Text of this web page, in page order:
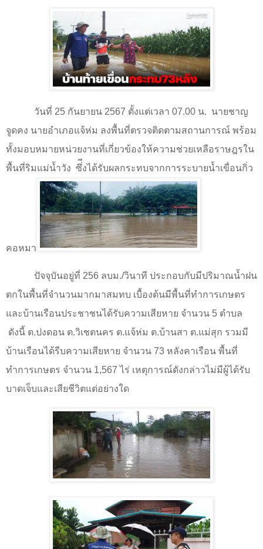
วันที่ 25 กันยายน 2567 ตั้งแต่เวลา 07.00 น. นายชาญ
จูดคง นายอำเภอแจ้ห่ม ลงพื้นที่ตรวจติดตามสถานการณ์ พร้อม
ทั้งมอบหมายหน่วยงานที่เกี่ยวข้องให้ความช่วยเหลือราษฎรใน
พื้นที่ริมแม่น้ำวัง ซึ่ีงได้รับผลกระทบจากการระบายน้ำเขื่อนกิ่ว
คอหมา
ปัจจุบันอยู่ที่ 256 ลบม./วินาที ประกอบกับมีปริมาณน้ำฝน
ตกในพื้นที่จำนวนมากมาสมทบ เบื้องต้นมีพื้นที่ทำการเกษตร
และบ้านเรือนประชาชนได้รับความเสียหาย จำนวน 5 ตำบล
ดังนี้ ต.ปงดอน ต.วิเชตนคร ต.แจ้ห่ม ต.บ้านสา ต.แม่สุก รวมมี
บ้านเรือนได้รีบความเสียหาย จำนวน 73 หลังคาเรือน พื้นที่
ทำการเกษตร จำนวน 1,567 ไร่ เหตุการณ์ดังกล่าวไม่มีผู้ได้รับ
บาดเจ็บและเสียชีวิตแต่อย่างใด